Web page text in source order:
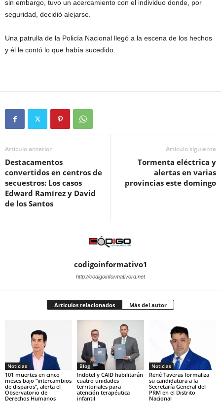
sin embargo, tuvo un acercamiento con el individuo donde, por
seguridad, decidió alejarse.
Una patrulla de la Policía Nacional llegó a la escena de los hechos
y él le contó lo que había sucedido.
Artículo anterior
Destacamentos
convertidos en centros de
secuestros: Los casos
Edward Ramírez y David
de los Santos
Artículo siguiente
Tormenta eléctrica y
alertas en varias
provincias este domingo
codigoinformativo1
http://codigoinformativord.net
Artículos relacionados Más del autor
Noticias
101 muertes en cinco
meses bajo “intercambios
de disparos”, alerta el
Observatorio de
Derechos Humanos
Blog
Indotel y CAID habilitarán
cuatro unidades
territoriales para
atención terapéutica
infantil
Noticias
René Taveras formaliza
su candidatura a la
Secretaría General del
PRM en el Distrito
Nacional